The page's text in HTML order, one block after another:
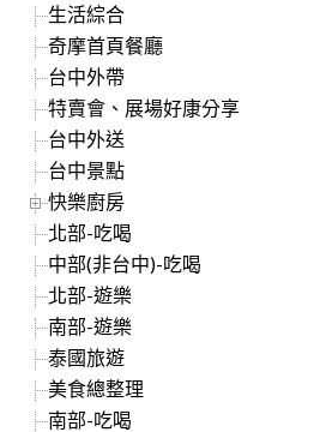
生活綜合
奇摩首頁餐廳
台中外帶
特賣會、展場好康分享
台中外送
台中景點
快樂廚房
北部-吃喝
中部(非台中)-吃喝
北部-遊樂
南部-遊樂
泰國旅遊
美食總整理
南部-吃喝